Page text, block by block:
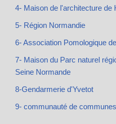
4- Maison de l'architecture de
5- Région Normandie
6- Association Pomologique
7- Maison du Parc naturel
Seine Normande
8-Gendarmerie d'Yvetot
9- communauté de